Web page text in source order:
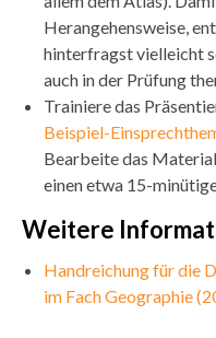
Herangehensweise,
hinterfragst vielleicht
auch in der Prüfung
Trainiere das
Beispiel-
Bearbeite das
einen etwa 15-
Weitere
Handreichung für die
im Fach Geographie